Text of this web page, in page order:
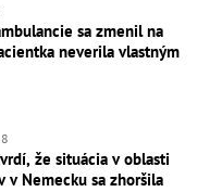
sa zmenil na
neverila vlastným
že situácia v oblasti
v Nemecku sa zhoršila